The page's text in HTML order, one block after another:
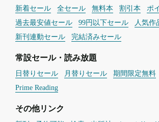
新着セール 全セール 無料本 割引本
ポ
過去最安値セール
99円以下セール
人気作
新刊連動セール
完結済みセール
常設セール・読み放題
日替りセール 月替りセール 期間限定無料
Prime Reading
その他リンク